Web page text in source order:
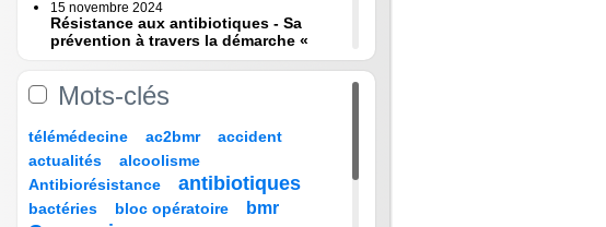
15 novembre 2024
Résistance aux antibiotiques - Sa
prévention à travers la démarche «
Une (...)
Erreurs de diagnostic en médecine
23 octobre 2024
Erreurs médicales : « quand leur vie
bascule » sur TF1 mardi 22 (...)
17 octobre 2024
Tramadol, codeine : de nouvelles
mesures pour prévenir la
Mots-clés
10/160
télémédecine
16/160 ac2bmr
21/160 accident
21/160
actualités
23/160 alcoolisme
7/160
Antibiorésistance
68/160 antibiotiques
8/160
bactéries
7/160 bloc opératoire
41/160 bmr
63/160